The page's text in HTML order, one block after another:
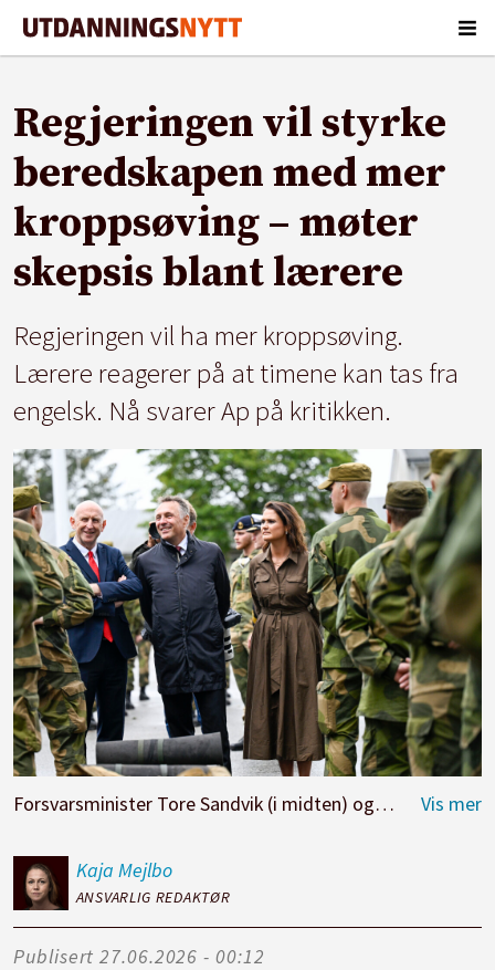
Regjeringen vil styrke
beredskapen med mer
kroppsøving – møter
skepsis blant lærere
Regjeringen vil ha mer kroppsøving.
Lærere reagerer på at timene kan tas fra
engelsk. Nå svarer Ap på kritikken.
Forsvarsminister Tore Sandvik (i midten) og kunnskapsminister Kari Nessa Nordtun vil ha ungdommen i bedre form og mener løsningen ligger i skolen. Her med den britiske forsvarsministeren John Healey i fjor.
Kaja Mejlbo
ANSVARLIG REDAKTØR
Publisert
27.06.2026 - 00:12